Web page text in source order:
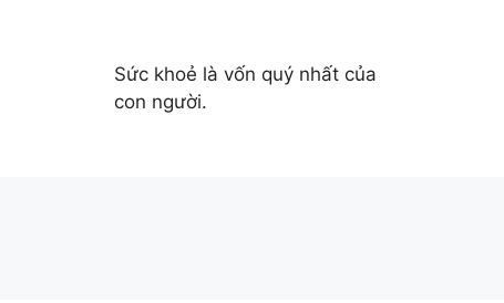
Sức khoẻ là vốn quý nhất của
con người.